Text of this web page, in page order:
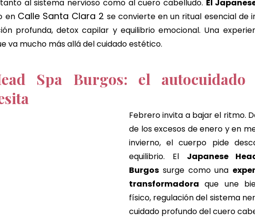
masajes del mundo masaje de chocolate ritual de chocolate
de regalo El regalo perfecto head spa burgos
al sistema nervioso como al cuero cabelludo. El
en Calle Santa Clara 2 se convierte en un ritual esencial de
va mucho más allá del cuidado estético.
Spa Burgos: el autocuidado
Febrero invita a bajar el ritmo.
de los excesos de enero y en
invierno, el cuerpo pide
equilibrio. El Japanese
Burgos surge como una
transformadora que une
físico, regulación del sistema
cuidado profundo del cuero